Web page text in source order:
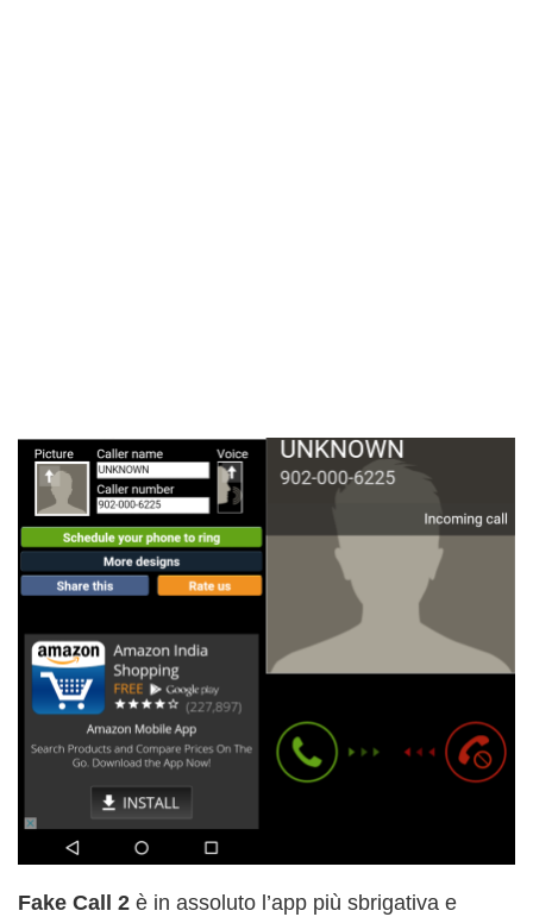
Fake Call 2 è in assoluto l’app più sbrigativa e